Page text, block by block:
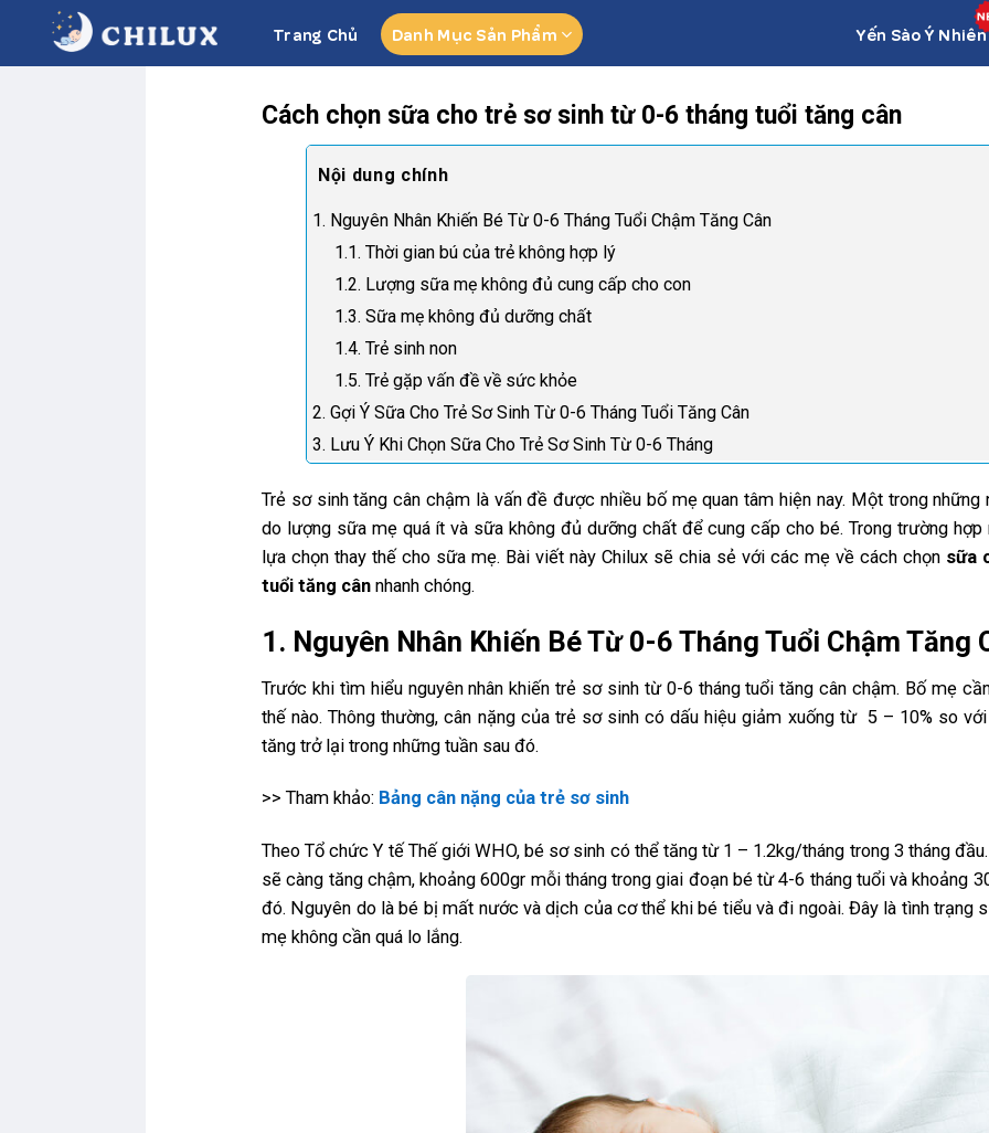
content
Trang Chủ Danh Mục Sản Phẩm Yến Sào Ý Nhiên
Cách chọn sữa cho trẻ sơ sinh từ 0-6 tháng tuổi tăng cân
1. Nguyên Nhân Khiến Bé Từ 0-6 Tháng Tuổi Chậm Tăng Cân
1.1. Thời gian bú của trẻ không hợp lý
1.2. Lượng sữa mẹ không đủ cung cấp cho con
1.3. Sữa mẹ không đủ dưỡng chất
1.4. Trẻ sinh non
1.5. Trẻ gặp vấn đề về sức khỏe
2. Gợi Ý Sữa Cho Trẻ Sơ Sinh Từ 0-6 Tháng Tuổi Tăng Cân
3. Lưu Ý Khi Chọn Sữa Cho Trẻ Sơ Sinh Từ 0-6 Tháng
Trẻ sơ sinh tăng cân chậm là vấn đề được nhiều bố mẹ quan tâm hiện nay. Một trong những
do lượng sữa mẹ quá ít và sữa không đủ dưỡng chất để cung cấp cho bé. Trong trường
lựa chọn thay thế cho sữa mẹ. Bài viết này Chilux sẽ chia sẻ với các mẹ về cách chọn sữa
tuổi tăng cân nhanh chóng.
1. Nguyên Nhân Khiến Bé Từ 0-6 Tháng Tuổi Chậm Tăng
Trước khi tìm hiểu nguyên nhân khiến trẻ sơ sinh từ 0-6 tháng tuổi tăng cân chậm. Bố mẹ
thế nào. Thông thường, cân nặng của trẻ sơ sinh có dấu hiệu giảm xuống từ 5 – 10% so
tăng trở lại trong những tuần sau đó.
>> Tham khảo: Bảng cân nặng của trẻ sơ sinh
Theo Tổ chức Y tế Thế giới WHO, bé sơ sinh có thể tăng từ 1 – 1.2kg/tháng trong 3 tháng
sẽ càng tăng chậm, khoảng 600gr mỗi tháng trong giai đoạn bé từ 4-6 tháng tuổi và khoảng
đó. Nguyên do là bé bị mất nước và dịch của cơ thể khi bé tiểu và đi ngoài. Đây là tình trạng
mẹ không cần quá lo lắng.